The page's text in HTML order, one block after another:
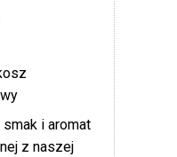
i aromat
z naszej